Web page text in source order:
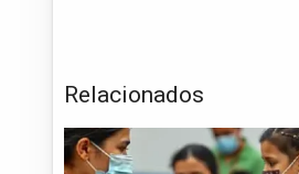
Relacionados